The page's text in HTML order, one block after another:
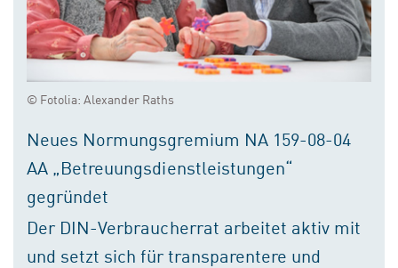
© Fotolia: Alexander Raths
Neues Normungsgremium NA 159-08-04
AA „Betreuungsdienstleistungen“
gegründet
Der DIN-Verbraucherrat arbeitet aktiv mit
und setzt sich für transparentere und